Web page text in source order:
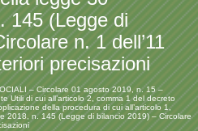
145 (Legge di
n. 1 dell’11
precisazioni
– Circolare 01 agosto 2019, n. 15 –
Utili di cui all’articolo 2, comma 1 del decreto
della procedura di cui all’articolo 1,
2018, n. 145 (Legge di bilancio 2019) – Circolare